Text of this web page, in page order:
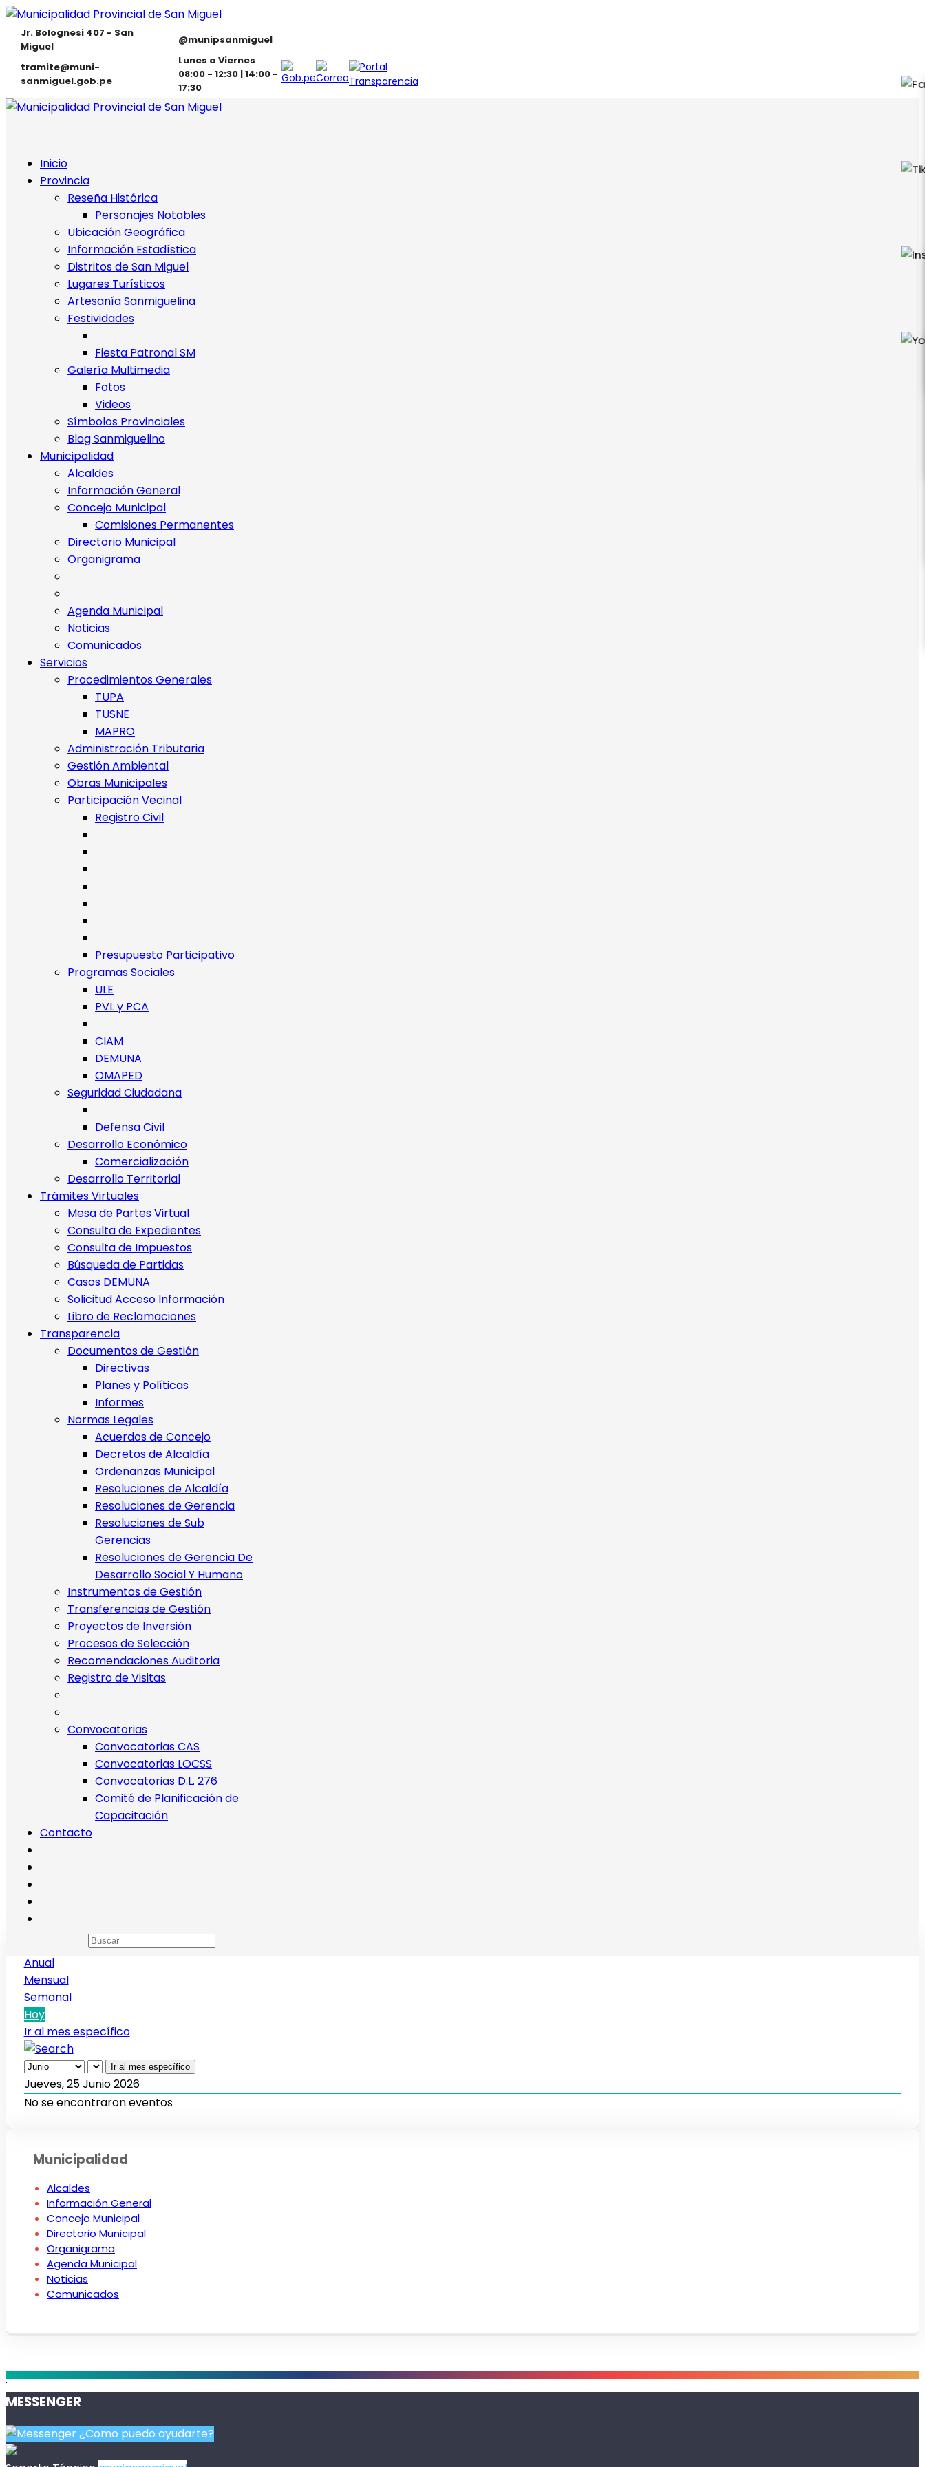
Jr. Bolognesi 407 - San
Miguel
@munipsanmiguel
tramite@muni-
sanmiguel.gob.pe
Lunes a Viernes
08:00 - 12:30 | 14:00 -
17:30
Inicio
Provincia
Reseña Histórica
Personajes Notables
Ubicación Geográfica
Información Estadística
Distritos de San Miguel
Lugares Turísticos
Artesanía Sanmiguelina
Festividades
Fiesta Patronal SM
Galería Multimedia
Fotos
Videos
Símbolos Provinciales
Blog Sanmiguelino
Municipalidad
Alcaldes
Información General
Concejo Municipal
Comisiones Permanentes
Directorio Municipal
Organigrama
Agenda Municipal
Noticias
Comunicados
Servicios
Procedimientos Generales
TUPA
TUSNE
MAPRO
Administración Tributaria
Gestión Ambiental
Obras Municipales
Participación Vecinal
Registro Civil
Presupuesto Participativo
Programas Sociales
ULE
PVL y PCA
CIAM
DEMUNA
OMAPED
Seguridad Ciudadana
Defensa Civil
Desarrollo Económico
Comercialización
Desarrollo Territorial
Trámites Virtuales
Mesa de Partes Virtual
Consulta de Expedientes
Consulta de Impuestos
Búsqueda de Partidas
Casos DEMUNA
Solicitud Acceso Información
Libro de Reclamaciones
Transparencia
Documentos de Gestión
Directivas
Planes y Políticas
Informes
Normas Legales
Acuerdos de Concejo
Decretos de Alcaldía
Ordenanzas Municipal
Resoluciones de Alcaldía
Resoluciones de Gerencia
Resoluciones de Sub
Gerencias
Resoluciones de Gerencia De
Desarrollo Social Y Humano
Instrumentos de Gestión
Transferencias de Gestión
Proyectos de Inversión
Procesos de Selección
Recomendaciones Auditoria
Registro de Visitas
Convocatorias
Convocatorias CAS
Convocatorias LOCSS
Convocatorias D.L. 276
Comité de Planificación de
Capacitación
Contacto
Calendario de eventos
Anual
Mensual
Semanal
Hoy
Ir al mes específico
Ir al mes específico
Jueves, 25 Junio 2026
No se encontraron eventos
Municipalidad
Alcaldes
Información General
Concejo Municipal
Directorio Municipal
Organigrama
Agenda Municipal
Noticias
Comunicados
.
MESSENGER
¿Como puedo ayudarte?